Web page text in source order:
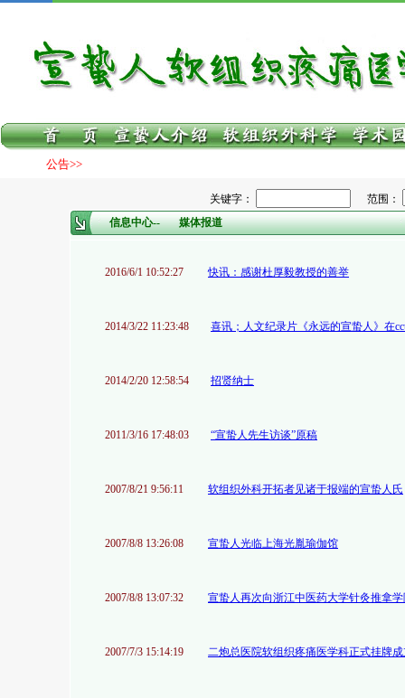
公告>>
关键字：
范围：
信息中心--
媒体报道
2016/6/1 10:52:27快讯：感谢杜厚毅教授的善举
2014/3/22 11:23:48 喜讯；人文纪录片《永远的宣蛰人》在
2014/2/20 12:58:54 招贤纳士
2011/3/16 17:48:03 “宣蛰人先生访谈”原稿
2007/8/21 9:56:11 软组织外科开拓者见诸于报端的宣蛰人氏
2007/8/8 13:26:08 宣蛰人光临上海光胤瑜伽馆
2007/8/8 13:07:32 宣蛰人再次向浙江中医药大学针灸推拿
2007/7/3 15:14:19 二炮总医院软组织疼痛医学科正式挂牌